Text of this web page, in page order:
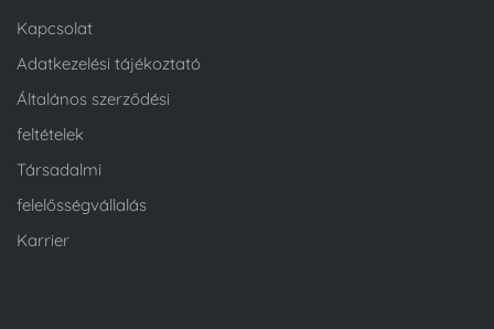
Kapcsolat
Adatkezelési tájékoztató
Általános szerződési
feltételek
Társadalmi
felelősségvállalás
Karrier